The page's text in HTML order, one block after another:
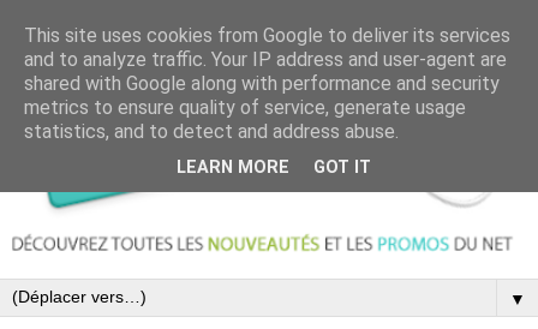
▼
This site uses cookies from Google to deliver its services
and to analyze traffic. Your IP address and user-agent are
shared with Google along with performance and security
metrics to ensure quality of service, generate usage
statistics, and to detect and address abuse.
LEARN MORE GOT IT